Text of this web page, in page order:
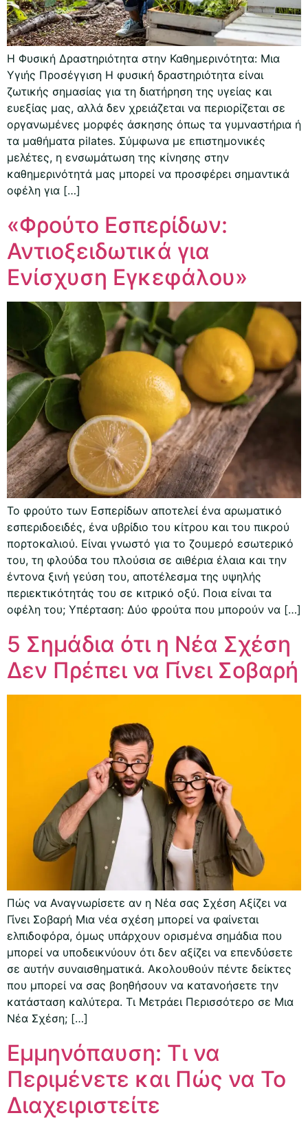
Η Φυσική Δραστηριότητα στην Καθημερινότητα: Μια
Υγιής Προσέγγιση Η φυσική δραστηριότητα είναι
ζωτικής σημασίας για τη διατήρηση της υγείας και
ευεξίας μας, αλλά δεν χρειάζεται να περιορίζεται σε
οργανωμένες μορφές άσκησης όπως τα γυμναστήρια ή
τα μαθήματα pilates. Σύμφωνα με επιστημονικές
μελέτες, η ενσωμάτωση της κίνησης στην
καθημερινότητά μας μπορεί να προσφέρει σημαντικά
οφέλη για […]
«Φρούτο Εσπερίδων:
Αντιοξειδωτικά για
Ενίσχυση Εγκεφάλου»
Το φρούτο των Εσπερίδων αποτελεί ένα αρωματικό
εσπεριδοειδές, ένα υβρίδιο του κίτρου και του πικρού
πορτοκαλιού. Είναι γνωστό για το ζουμερό εσωτερικό
του, τη φλούδα του πλούσια σε αιθέρια έλαια και την
έντονα ξινή γεύση του, αποτέλεσμα της υψηλής
περιεκτικότητάς του σε κιτρικό οξύ. Ποια είναι τα
οφέλη του; Υπέρταση: Δύο φρούτα που μπορούν να […]
5 Σημάδια ότι η Νέα Σχέση
Δεν Πρέπει να Γίνει Σοβαρή
Πώς να Αναγνωρίσετε αν η Νέα σας Σχέση Αξίζει να
Γίνει Σοβαρή Μια νέα σχέση μπορεί να φαίνεται
ελπιδοφόρα, όμως υπάρχουν ορισμένα σημάδια που
μπορεί να υποδεικνύουν ότι δεν αξίζει να επενδύσετε
σε αυτήν συναισθηματικά. Ακολουθούν πέντε δείκτες
που μπορεί να σας βοηθήσουν να κατανοήσετε την
κατάσταση καλύτερα. Τι Μετράει Περισσότερο σε Μια
Νέα Σχέση; […]
Εμμηνόπαυση: Τι να
Περιμένετε και Πώς να Το
Διαχειριστείτε